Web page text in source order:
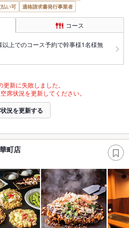
い可 適格請求書発行事業者
コース
以上でのコース予約で幹事様1名様無
更新に失敗しました。
席状況を更新してください。
況を更新する
町店